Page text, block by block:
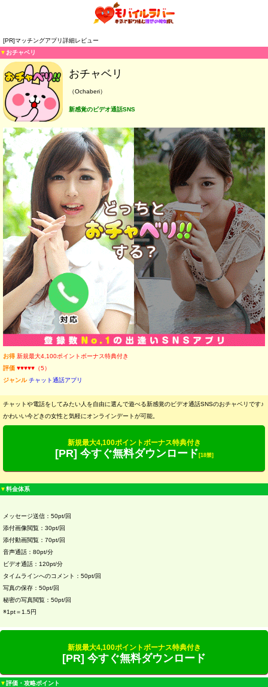
[PR]マッチングアプリ詳細レビュー
▼ おチャベリ
おチャベリ
（Ochaberi）
新感覚のビデオ通話SNS
お得 新規最大4,100ポイントボーナス特典付き
評価 ♥♥♥♥♥（5）
ジャンル チャット通話アプリ
チャットや電話をしてみたい人を自由に選んで遊べる新感覚のビデオ通話SNSのおチャベリです♪
かわいい今どきの女性と気軽にオンラインデートが可能。
新規最大4,100ポイントボーナス特典付き
[PR] 今すぐ無料ダウンロード [18禁]
▼料金体系
メッセージ送信：50pt/回
添付画像閲覧：30pt/回
添付動画閲覧：70pt/回
音声通話：80pt/分
ビデオ通話：120pt/分
タイムラインへのコメント：50pt/回
写真の保存：50pt/回
秘密の写真閲覧：50pt/回
※1pt＝1.5円
新規最大4,100ポイントボーナス特典付き
[PR] 今すぐ無料ダウンロード
▼評価・攻略ポイント